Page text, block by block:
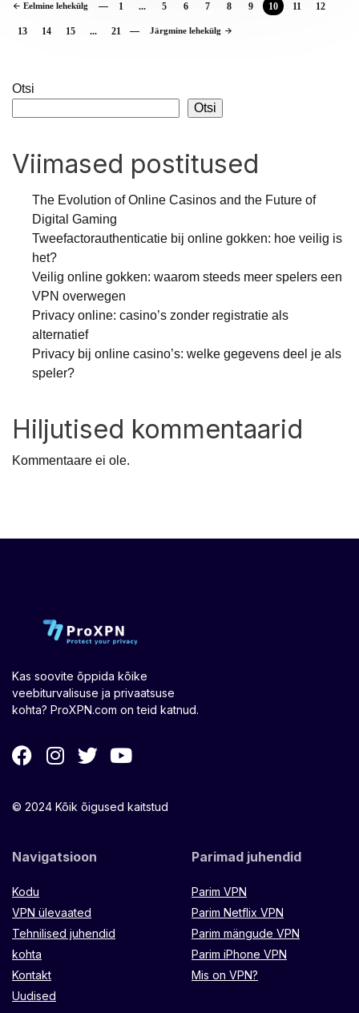
Eelmine lehekülg 1 ... 5 6 7 8 9 10 11 12
13 14 15 ... 21 Järgmine lehekülg
Otsi
Otsi
Viimased postitused
The Evolution of Online Casinos and the Future of
Digital Gaming
Tweefactorauthenticatie bij online gokken: hoe veilig is
het?
Veilig online gokken: waarom steeds meer spelers een
VPN overwegen
Privacy online: casino’s zonder registratie als
alternatief
Privacy bij online casino’s: welke gegevens deel je als
speler?
Hiljutised kommentaarid
Kommentaare ei ole.
Kas soovite õppida kõike
veebiturvalisuse ja privaatsuse
kohta? ProXPN.com on teid katnud.
© 2024 Kõik õigused kaitstud
Navigatsioon
Kodu
VPN ülevaated
Tehnilised juhendid
kohta
Kontakt
Uudised
Parimad juhendid
Parim VPN
Parim Netflix VPN
Parim mängude VPN
Parim iPhone VPN
Mis on VPN?